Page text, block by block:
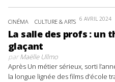
CINÉMA CULTURE & ARTS 6 AVRIL 2024
La salle des profs : un
glaçant
parMaëlle Ullmo
Après Un métier sérieux, sorti
la longue lignée des films d’école